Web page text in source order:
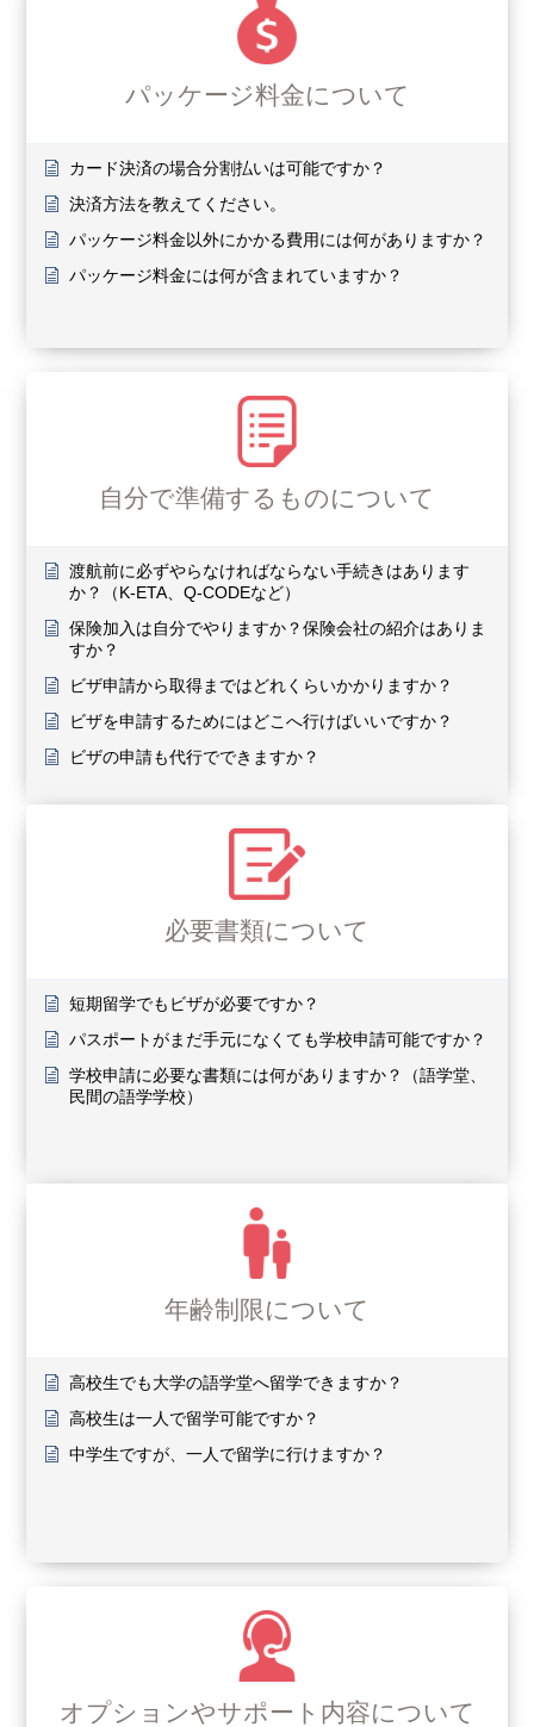
パッケージ料金について
カード決済の場合分割払いは可能ですか？
決済方法を教えてください。
パッケージ料金以外にかかる費用には何がありますか？
パッケージ料金には何が含まれていますか？
自分で準備するものについて
渡航前に必ずやらなければならない手続きはあります
か？（K-ETA、Q-CODEなど）
保険加入は自分でやりますか？保険会社の紹介はありま
すか？
ビザ申請から取得まではどれくらいかかりますか？
ビザを申請するためにはどこへ行けばいいですか？
ビザの申請も代行でできますか？
必要書類について
短期留学でもビザが必要ですか？
パスポートがまだ手元になくても学校申請可能ですか？
学校申請に必要な書類には何がありますか？（語学堂、
民間の語学学校）
年齢制限について
高校生でも大学の語学堂へ留学できますか？
高校生は一人で留学可能ですか？
中学生ですが、一人で留学に行けますか？
オプションやサポート内容について